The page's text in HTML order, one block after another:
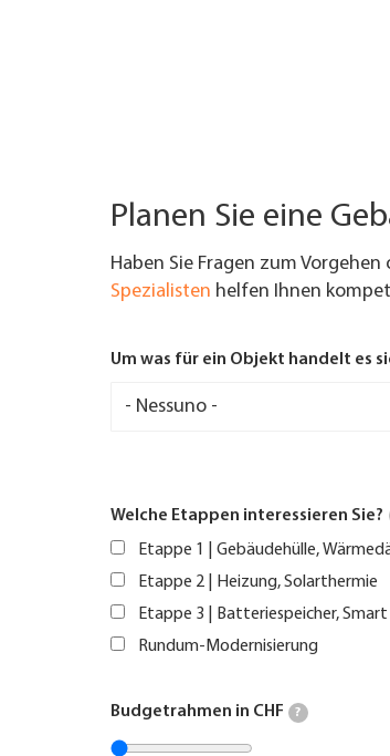
Planen Sie eine
Haben Sie Fragen zum
Spezialisten helfen Ihnen
Um was für ein Objekt handelt es
Welche Etappen interessieren Sie?
Etappe 1 | Gebäudehülle,
Etappe 2 | Heizung, Solarthermie
Etappe 3 | Batteriespeicher,
Rundum-Modernisierung
Budgetrahmen in CHF ?